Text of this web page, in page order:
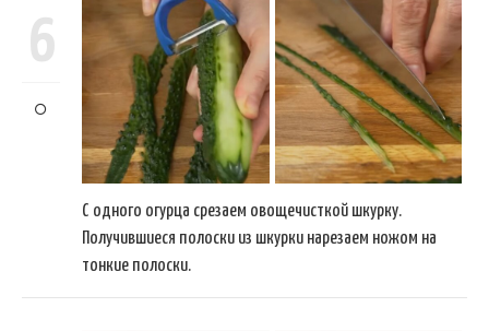
6
С одного огурца срезаем овощечисткой шкурку.
Получившиеся полоски из шкурки нарезаем ножом на
тонкие полоски.